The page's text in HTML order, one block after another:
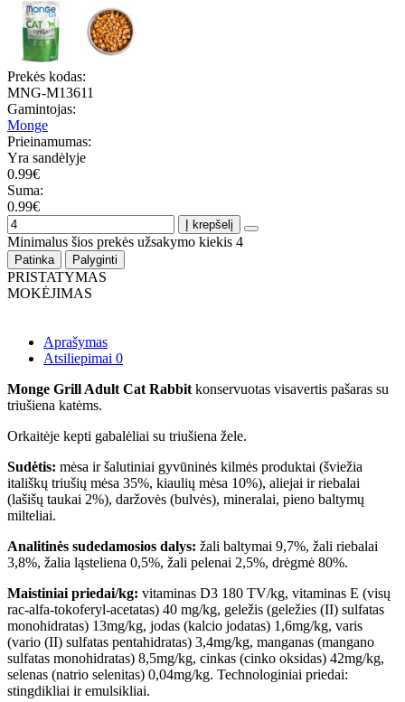
Prekės kodas:
MNG-M13611
Gamintojas:
Monge
Prieinamumas:
Yra sandėlyje
0.99€
Suma:
0.99€
Į krepšelį
Minimalus šios prekės užsakymo kiekis 4
Patinka Palyginti
PRISTATYMAS
MOKĖJIMAS
Aprašymas
Atsiliepimai 0
Monge Grill Adult Cat Rabbit konservuotas visavertis pašaras su
triušiena katėms.
Orkaitėje kepti gabalėliai su triušiena žele.
Sudėtis: mėsa ir šalutiniai gyvūninės kilmės produktai (šviežia
itališkų triušių mėsa 35%, kiaulių mėsa 10%), aliejai ir riebalai
(lašišų taukai 2%), daržovės (bulvės), mineralai, pieno baltymų
milteliai.
Analitinės sudedamosios dalys: žali baltymai 9,7%, žali riebalai
3,8%, žalia ląsteliena 0,5%, žali pelenai 2,5%, drėgmė 80%.
Maistiniai priedai/kg: vitaminas D3 180 TV/kg, vitaminas E (visų
rac-alfa-tokoferyl-acetatas) 40 mg/kg, geležis (geležies (II) sulfatas
monohidratas) 13mg/kg, jodas (kalcio jodatas) 1,6mg/kg, varis
(vario (II) sulfatas pentahidratas) 3,4mg/kg, manganas (mangano
sulfatas monohidratas) 8,5mg/kg, cinkas (cinko oksidas) 42mg/kg,
selenas (natrio selenitas) 0,04mg/kg. Technologiniai priedai:
stingdikliai ir emulsikliai.